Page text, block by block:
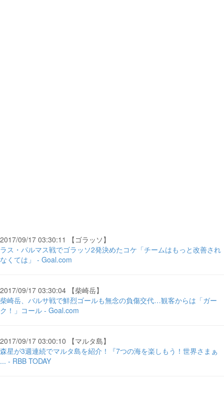
2017/09/17 03:30:11 【ゴラッソ】
ラス・パルマス戦でゴラッソ2発決めたコケ「チームはもっと改善され
なくては」 - Goal.com
2017/09/17 03:30:04 【柴崎岳】
柴崎岳、バルサ戦で鮮烈ゴールも無念の負傷交代…観客からは「ガー
ク！」コール - Goal.com
2017/09/17 03:00:10 【マルタ島】
森星が3週連続でマルタ島を紹介！『7つの海を楽しもう！世界さまぁ
... - RBB TODAY